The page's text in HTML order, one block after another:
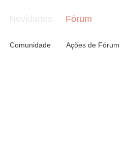
Fórum
Comunidade Ações de Fórum